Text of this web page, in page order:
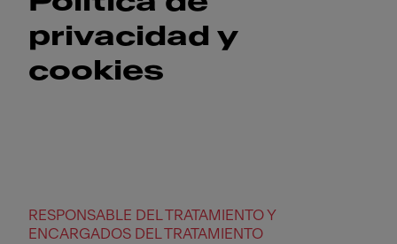
privacidad y
cookies
RESPONSABLE DEL TRATAMIENTO Y
ENCARGADOS DEL TRATAMIENTO